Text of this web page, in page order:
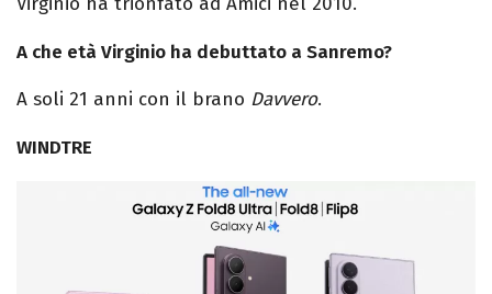
A che età Virginio ha debuttato a Sanremo?
A soli 21 anni con il brano Davvero.
WINDTRE